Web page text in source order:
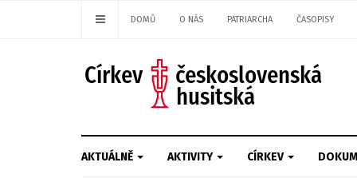
DOMŮ O NÁS PATRIARCHA ČASOPISY
AKTUÁLNĚ AKTIVITY CÍRKEV